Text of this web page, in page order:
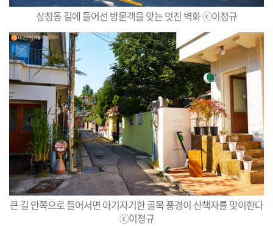
삼청동 길에 들어선 방문객을 맞는 멋진 벽화 ⓒ이정규
큰 길 안쪽으로 들어서면 아기자기한 골목 풍경이 산책자를 맞이한다
ⓒ이정규